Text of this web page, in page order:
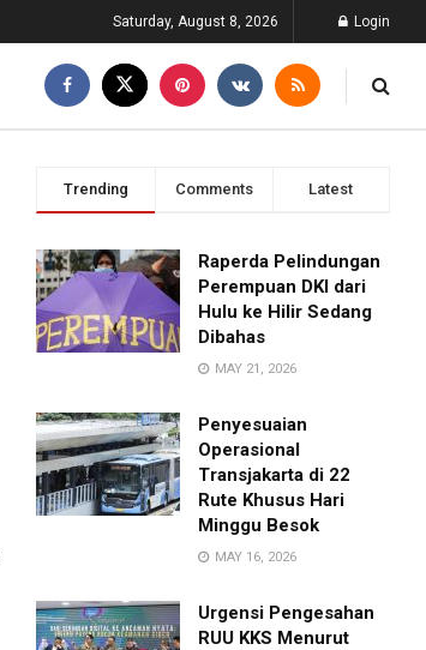
Saturday, August 8, 2026 Login
Trending Comments Latest
Raperda Pelindungan
Perempuan DKI dari
Hulu ke Hilir Sedang
Dibahas
MAY 21, 2026
Penyesuaian
Operasional
Transjakarta di 22
Rute Khusus Hari
Minggu Besok
MAY 16, 2026
Urgensi Pengesahan
RUU KKS Menurut